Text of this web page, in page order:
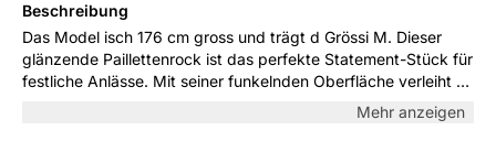
Beschreibung
Das Model isch 176 cm gross und trägt d Grössi M. Dieser
glänzende Paillettenrock ist das perfekte Statement-Stück für
festliche Anlässe. Mit seiner funkelnden Oberfläche verleiht er
jedem Outfit Glamour. Die kurze Länge macht ihn ideal für
Mehr anzeigen